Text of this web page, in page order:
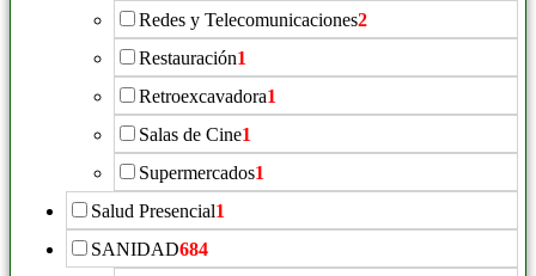
Redes y Telecomunicaciones2
Restauración1
Retroexcavadora1
Salas de Cine1
Supermercados1
Salud Presencial1
SANIDAD684